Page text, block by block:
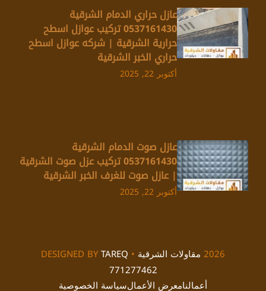
عازل حراري الدمام الشرقية
0537161430 تركيب عوازل اسطح
حرارية الشرقية | شركه عوازل اسطح
حراري الخبر الشرقية
أكتوبر 22, 2025
عازل صوت الدمام الشرقية
0537161430 تركيب عزل صوت الشرقية
| عازل صوت للغرف الخبر الشرقية
أكتوبر 22, 2025
2026 مقاولات الشرقية • DESIGNED BY
TAREQ
771277462
أعمالنامعرض الأعمالسياسة الخصوصية